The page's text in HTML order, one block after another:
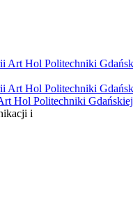
Hol Politechniki Gdańskiej
i